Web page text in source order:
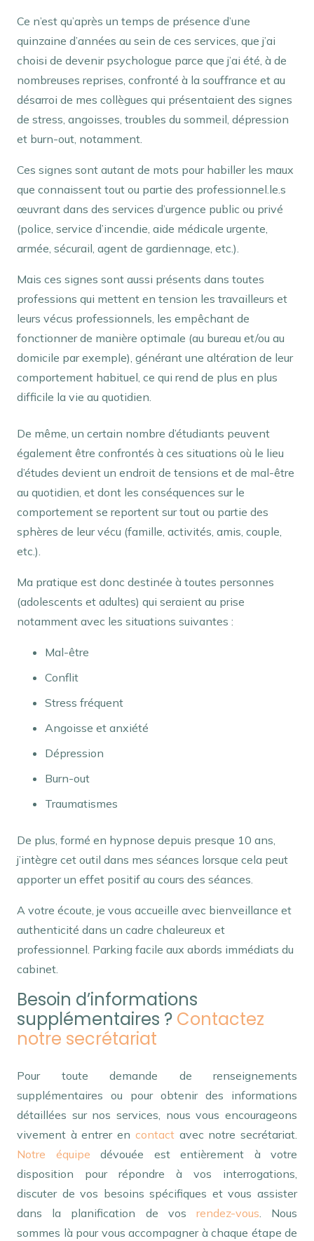
Ce n’est qu’après un temps de présence d’une
quinzaine d’années au sein de ces services, que j’ai
choisi de devenir psychologue parce que j’ai été, à de
nombreuses reprises, confronté à la souffrance et au
désarroi de mes collègues qui présentaient des signes
de stress, angoisses, troubles du sommeil, dépression
et burn-out, notamment.
Ces signes sont autant de mots pour habiller les maux
que connaissent tout ou partie des professionnel.le.s
œuvrant dans des services d’urgence public ou privé
(police, service d’incendie, aide médicale urgente,
armée, sécurail, agent de gardiennage, etc.).
Mais ces signes sont aussi présents dans toutes
professions qui mettent en tension les travailleurs et
leurs vécus professionnels, les empêchant de
fonctionner de manière optimale (au bureau et/ou au
domicile par exemple), générant une altération de leur
comportement habituel, ce qui rend de plus en plus
difficile la vie au quotidien.
De même, un certain nombre d’étudiants peuvent
également être confrontés à ces situations où le lieu
d’études devient un endroit de tensions et de mal-être
au quotidien, et dont les conséquences sur le
comportement se reportent sur tout ou partie des
sphères de leur vécu (famille, activités, amis, couple,
etc.).
Ma pratique est donc destinée à toutes personnes
(adolescents et adultes) qui seraient au prise
notamment avec les situations suivantes :
Mal-être
Conflit
Stress fréquent
Angoisse et anxiété
Dépression
Burn-out
Traumatismes
De plus, formé en hypnose depuis presque 10 ans,
j’intègre cet outil dans mes séances lorsque cela peut
apporter un effet positif au cours des séances.
A votre écoute, je vous accueille avec bienveillance et
authenticité dans un cadre chaleureux et
professionnel. Parking facile aux abords immédiats du
cabinet.
Besoin d’informations
supplémentaires ? Contactez
notre secrétariat
Pour toute demande de renseignements
supplémentaires ou pour obtenir des informations
détaillées sur nos services, nous vous encourageons
vivement à entrer en contactavec notre secrétariat.
Notre équipe dévouée est entièrement à votre
disposition pour répondre à vos interrogations,
discuter de vos besoins spécifiques et vous assister
dans la planification de vos rendez-vous. Nous
sommes là pour vous accompagner à chaque étape de